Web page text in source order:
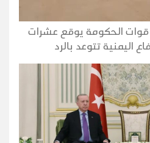
الحكومة يوقع عشرات
اليمنية تتوعد بالرد